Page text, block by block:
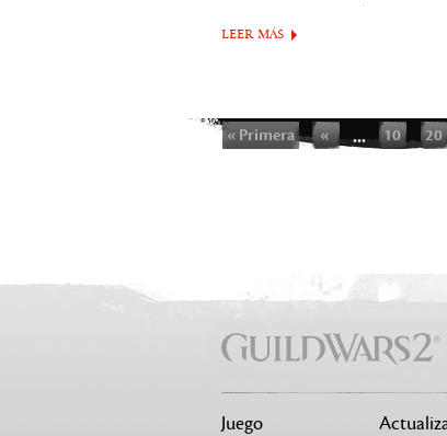
LEER MÁS
« Primera « ... 10 20
Juego